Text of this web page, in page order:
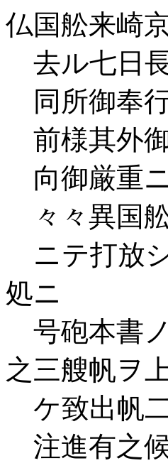
仏国舩来崎
去ル七日
同所御奉
前様其外
向御厳重
々々異国
ニテ打放
処ニ
号砲本書
之三艘帆ヲ上
ケ致出帆
注進有之